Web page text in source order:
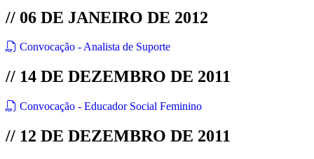
// 06 DE JANEIRO DE 2012
Convocação - Analista de Suporte
// 14 DE DEZEMBRO DE 2011
Convocação - Educador Social Feminino
// 12 DE DEZEMBRO DE 2011